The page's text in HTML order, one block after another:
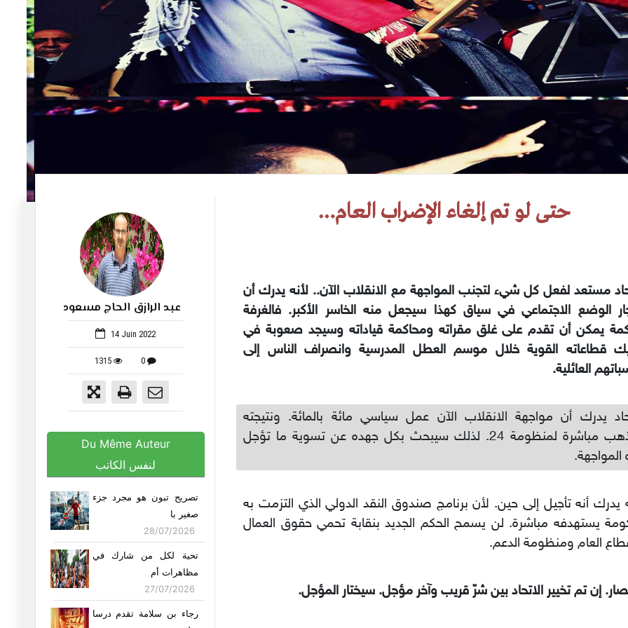
عبد الرازق الحاج مسعود
14 Juin 2022
1315 0
Du Même Auteur
لنفس الكاتب
تصريح تبون هو مجرد جزء
صغير با
28/07/2026
تحية لكل من شارك في
مظاهرات أم
27/07/2026
رجاء بن سلامة تقدم درسا
حتى لو تم إلغاء الإضراب العام…
مستعد لفعل كل شيء لتجنب المواجهة مع الانقلاب الآن.. لأنه يدرك أن
الوضع الاجتماعي في سياق كهذا سيجعل منه الخاسر الأكبر. فالغرفة
يمكن أن تقدم على غلق مقراته ومحاكمة قياداته وسيجد صعوبة في
قطاعاته القوية خلال موسم العطل المدرسية وانصراف الناس إلى
العائلية.
يدرك أن مواجهة الانقلاب الآن عمل سياسي مائة بالمائة. ونتيجته
ستذهب مباشرة لمنظومة 24. لذلك سيبحث بكل جهده عن تسوية ما تؤجل
يدرك أنه تأجيل إلى حين. لأن برنامج صندوق النقد الدولي الذي التزمت به
يستهدفه مباشرة. لن يسمح الحكم الجديد بنقابة تحمي حقوق العمال
العام ومنظومة الدعم.
إن تم تخيير الاتحاد بين شرّ قريب وآخر مؤجل. سيختار المؤجل.